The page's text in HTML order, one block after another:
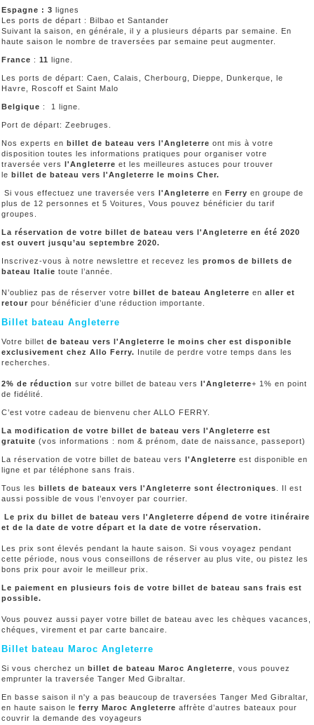
Espagne : 3 lignes
Les ports de départ : Bilbao et Santander
Suivant la saison, en générale, il y a plusieurs départs par semaine. En
haute saison le nombre de traversées par semaine peut augmenter.
France : 11 ligne.
Les ports de départ: Caen, Calais, Cherbourg, Dieppe, Dunkerque, le
Havre, Roscoff et Saint Malo
Belgique : 1 ligne.
Port de départ: Zeebruges.
Nos experts en billet de bateau vers l'Angleterre ont mis à votre
disposition toutes les informations pratiques pour organiser votre
traversée vers l'Angleterre et les meilleures astuces pour trouver
le billet de bateau vers l'Angleterre le moins Cher.
Si vous effectuez une traversée vers l'Angleterre en Ferry en groupe de
plus de 12 personnes et 5 Voitures, Vous pouvez bénéficier du tarif
groupes.
La réservation de votre billet de bateau vers l'Angleterre en été 2020
est ouvert jusqu’au septembre 2020.
Inscrivez-vous à notre newslettre et recevez les promos de billets de
bateau Italie toute l’année.
N’oubliez pas de réserver votre billet de bateau Angleterre en aller et
retour pour bénéficier d’une réduction importante.
Billet bateau Angleterre
Votre billet de bateau vers l'Angleterre le moins cher est disponible
exclusivement chez Allo Ferry. Inutile de perdre votre temps dans les
recherches.
2% de réduction sur votre billet de bateau vers l'Angleterre+ 1% en point
de fidélité.
C’est votre cadeau de bienvenu cher ALLO FERRY.
La modification de votre billet de bateau vers l'Angleterre est
gratuite (vos informations : nom & prénom, date de naissance, passeport)
La réservation de votre billet de bateau vers l'Angleterre est disponible en
ligne et par téléphone sans frais.
Tous les billets de bateaux vers l'Angleterre sont électroniques . Il est
aussi possible de vous l’envoyer par courrier.
Le prix du billet de bateau vers l'Angleterre dépend de votre itinéraire
et de la date de votre départ et la date de votre réservation.
Les prix sont élevés pendant la haute saison. Si vous voyagez pendant
cette période, nous vous conseillons de réserver au plus vite, ou pistez les
bons prix pour avoir le meilleur prix.
Le paiement en plusieurs fois de votre billet de bateau sans frais est
possible.
Vous pouvez aussi payer votre billet de bateau avec les chèques vacances,
chéques, virement et par carte bancaire.
Billet bateau Maroc Angleterre
Si vous cherchez un billet de bateau Maroc Angleterre , vous pouvez
emprunter la traversée Tanger Med Gibraltar.
En basse saison il n'y a pas beaucoup de traversées Tanger Med Gibraltar,
en haute saison le ferry Maroc Angleterre affrète d’autres bateaux pour
couvrir la demande des voyageurs